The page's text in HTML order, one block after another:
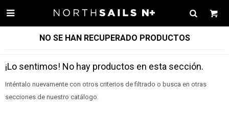

NO SE HAN RECUPERADO PRODUCTOS
¡Lo sentimos! No hay productos en esta sección.
Inténtalo nuevamente con otros criterios de filtrado o busca en otras
secciones de nuestro catálogo.